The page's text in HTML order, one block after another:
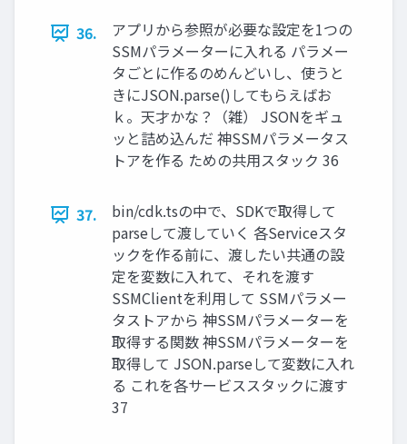
36.
アプリから参照が必要な設定を1つの
SSMパラメーターに入れる パラメー
タごとに作るのめんどいし、使うと
きにJSON.parse()してもらえばお
ｋ。天才かな？（雑） JSONをギュ
ッと詰め込んだ 神SSMパラメータス
トアを作る ための共用スタック 36
37.
bin/cdk.tsの中で、SDKで取得して
parseして渡していく 各Serviceスタ
ックを作る前に、渡したい共通の設
定を変数に入れて、それを渡す
SSMClientを利用して SSMパラメー
タストアから 神SSMパラメーターを
取得する関数 神SSMパラメーターを
取得して JSON.parseして変数に入れ
る これを各サービススタックに渡す
37